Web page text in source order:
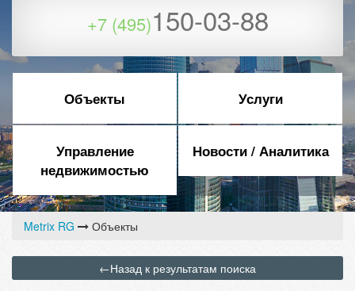
+7 (495)150-03-88
Объекты Услуги
Управление
недвижимостью
Новости / Аналитика
Metrix RG Объекты
←Назад к результатам поиска